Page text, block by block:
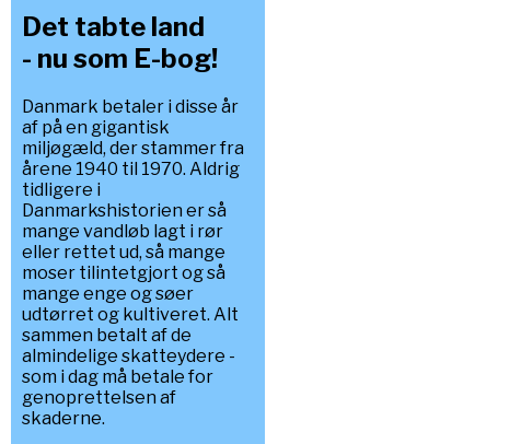
Det tabte land
- nu som E-bog!
Danmark betaler i disse år
af på en gigantisk
miljøgæld, der stammer fra
årene 1940 til 1970. Aldrig
tidligere i
Danmarkshistorien er så
mange vandløb lagt i rør
eller rettet ud, så mange
moser tilintetgjort og så
mange enge og søer
udtørret og kultiveret. Alt
sammen betalt af de
almindelige skatteydere -
som i dag må betale for
genoprettelsen af
skaderne.